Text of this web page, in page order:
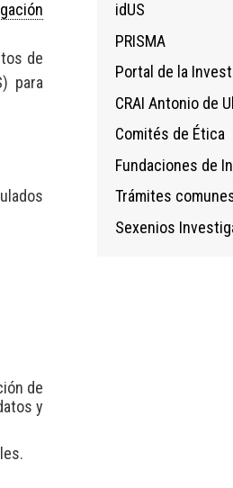
de
para
de
y
idUS
PRISMA
Portal de la
CRAI Antonio de
Comités de Ética
Fundaciones de
Trámites
Sexenios